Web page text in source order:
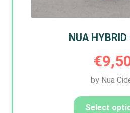
NUA HYBRID
€
by Nua
Select